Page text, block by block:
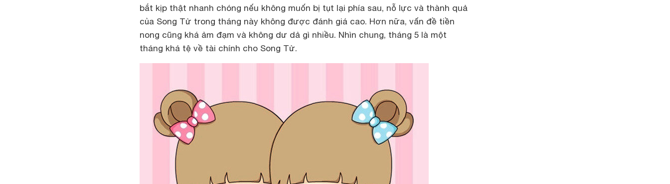
bắt kịp thật nhanh chóng nếu không muốn bị tụt lại phía sau, nỗ lực và thành quả
của Song Tử trong tháng này không được đánh giá cao. Hơn nữa, vấn đề tiền
nong cũng khá ảm đạm và không dư dả gì nhiều. Nhìn chung, tháng 5 là một
tháng khá tệ về tài chính cho Song Tử.